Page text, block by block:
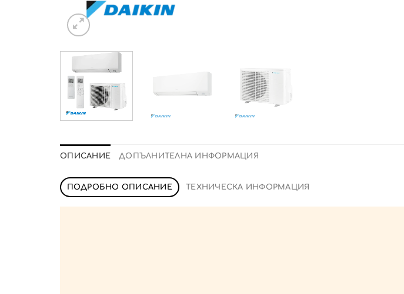
ОПИСАНИЕ ДОПЪЛНИТЕЛНА ИНФОРМАЦИЯ
ПОДРОБНО ОПИСАНИЕ ТЕХНИЧЕСКА ИНФОРМАЦИЯ